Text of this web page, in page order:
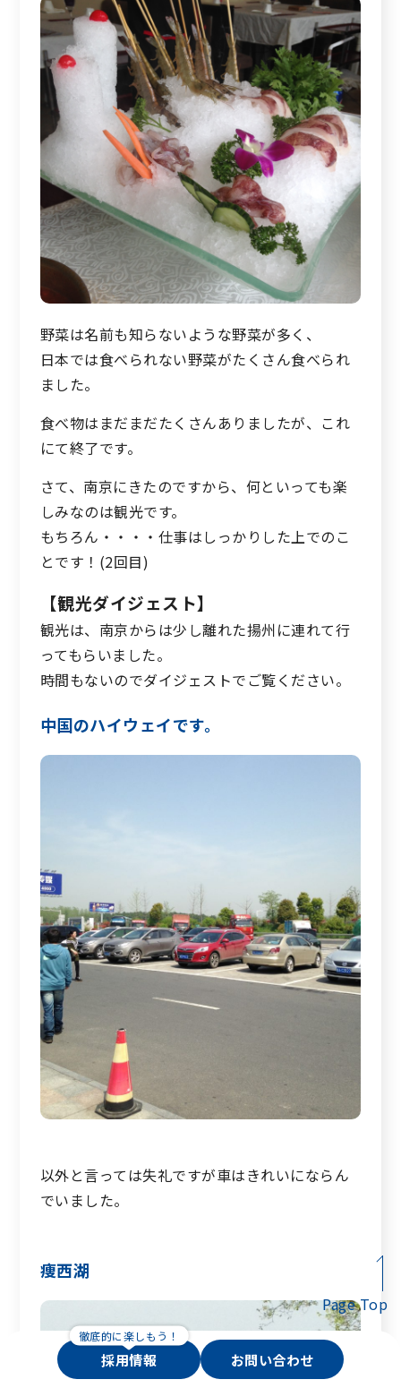
野菜は名前も知らないような野菜が多く、
日本では食べられない野菜がたくさん食べられ
ました。
食べ物はまだまだたくさんありましたが、これ
にて終了です。
さて、南京にきたのですから、何といっても楽
しみなのは観光です。
もちろん・・・・仕事はしっかりした上でのこ
とです！(2回目)
【観光ダイジェスト】
観光は、南京からは少し離れた揚州に連れて行
ってもらいました。
時間もないのでダイジェストでご覧ください。
中国のハイウェイです。
以外と言っては失礼ですが車はきれいにならん
でいました。
痩西湖
採用情報 お問い合わせ
Page Top